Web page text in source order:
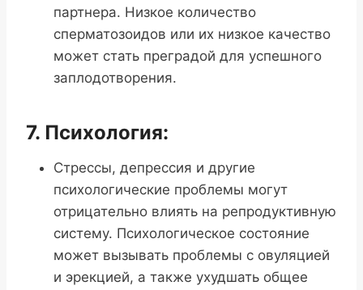
партнера. Низкое количество
сперматозоидов или их низкое качество
может стать преградой для успешного
заплодотворения.
7. Психология:
Стрессы, депрессия и другие
психологические проблемы могут
отрицательно влиять на репродуктивную
систему. Психологическое состояние
может вызывать проблемы с овуляцией
и эрекцией, а также ухудшать общее